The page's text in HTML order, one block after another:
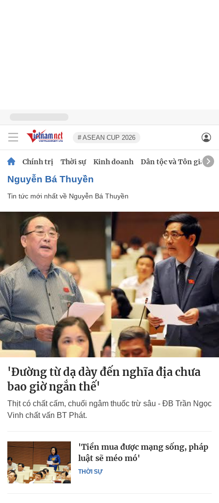
# ASEAN CUP 2026
Chính trị Thời sự Kinh doanh Dân tộc và Tôn giáo
Nguyễn Bá Thuyền
Tin tức mới nhất về Nguyễn Bá Thuyền
'Đường từ dạ dày đến nghĩa địa chưa
bao giờ ngắn thế'
Thịt có chất cấm, chuối ngâm thuốc trừ sâu - ĐB Trần Ngọc
Vinh chất vấn BT Phát.
THỜI SỰ
'Tiền mua được mạng sống, pháp
luật sẽ méo mó'